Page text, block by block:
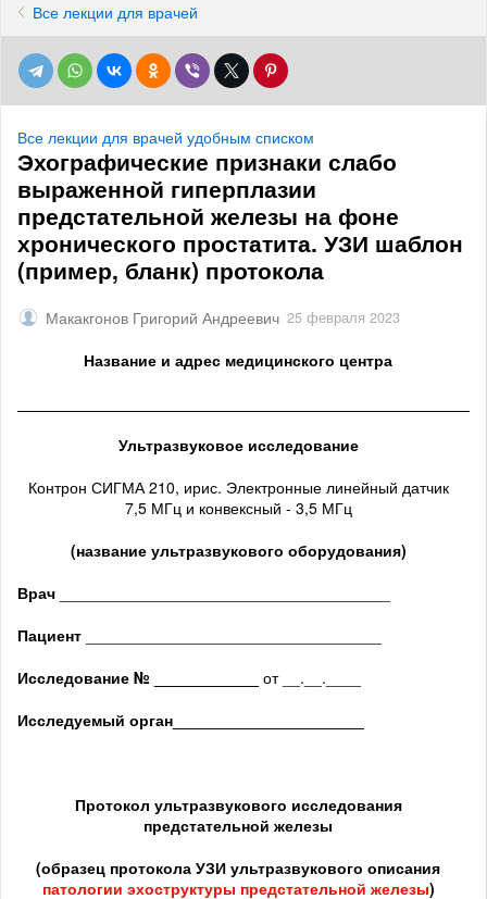
Все лекции для врачей
Все лекции для врачей удобным списком
Эхографические признаки слабо
выраженной гиперплазии
предстательной железы на фоне
хронического простатита. УЗИ шаблон
(пример, бланк) протокола
Макакгонов Григорий Андреевич 25 февраля 2023
Название и адрес медицинского центра
Ультразвуковое исследование
Контрон СИГМА 210, ирис. Электронные линейный датчик
7,5 МГц и конвексный - 3,5 МГц
(название ультразвукового оборудования)
Врач
Пациент
Исследование № ____________ от __.__.____
Исследуемый орган
Протокол ультразвукового исследования
предстательной железы
(образец протокола УЗИ ультразвукового описания
патологии эхоструктуры предстательной железы)